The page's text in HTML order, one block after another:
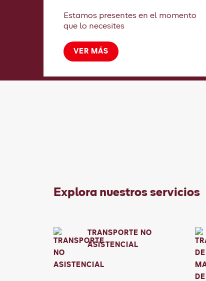
Estamos presentes en el momento
que lo necesites
VER MÁS
Explora nuestros servicios
TRANSPORTE NO
ASISTENCIAL